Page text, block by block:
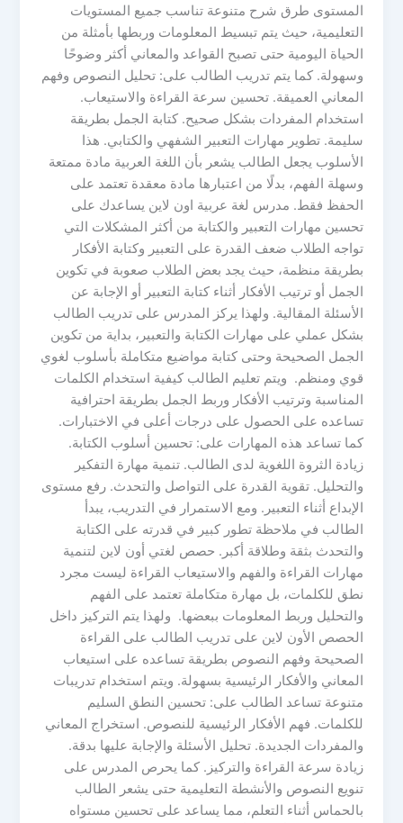
المستوى طرق شرح متنوعة تناسب جميع المستويات
التعليمية، حيث يتم تبسيط المعلومات وربطها بأمثلة من
الحياة اليومية حتى تصبح القواعد والمعاني أكثر وضوحًا
وسهولة. كما يتم تدريب الطالب على: تحليل النصوص وفهم
المعاني العميقة. تحسين سرعة القراءة والاستيعاب.
استخدام المفردات بشكل صحيح. كتابة الجمل بطريقة
سليمة. تطوير مهارات التعبير الشفهي والكتابي. هذا
الأسلوب يجعل الطالب يشعر بأن اللغة العربية مادة ممتعة
وسهلة الفهم، بدلًا من اعتبارها مادة معقدة تعتمد على
الحفظ فقط. مدرس لغة عربية اون لاين يساعدك على
تحسين مهارات التعبير والكتابة من أكثر المشكلات التي
تواجه الطلاب ضعف القدرة على التعبير وكتابة الأفكار
بطريقة منظمة، حيث يجد بعض الطلاب صعوبة في تكوين
الجمل أو ترتيب الأفكار أثناء كتابة التعبير أو الإجابة عن
الأسئلة المقالية. ولهذا يركز المدرس على تدريب الطالب
بشكل عملي على مهارات الكتابة والتعبير، بداية من تكوين
الجمل الصحيحة وحتى كتابة مواضيع متكاملة بأسلوب لغوي
قوي ومنظم. ويتم تعليم الطالب كيفية استخدام الكلمات
المناسبة وترتيب الأفكار وربط الجمل بطريقة احترافية
تساعده على الحصول على درجات أعلى في الاختبارات.
كما تساعد هذه المهارات على: تحسين أسلوب الكتابة.
زيادة الثروة اللغوية لدى الطالب. تنمية مهارة التفكير
والتحليل. تقوية القدرة على التواصل والتحدث. رفع مستوى
الإبداع أثناء التعبير. ومع الاستمرار في التدريب، يبدأ
الطالب في ملاحظة تطور كبير في قدرته على الكتابة
والتحدث بثقة وطلاقة أكبر. حصص لغتي أون لاين لتنمية
مهارات القراءة والفهم والاستيعاب القراءة ليست مجرد
نطق للكلمات، بل مهارة متكاملة تعتمد على الفهم
والتحليل وربط المعلومات ببعضها. ولهذا يتم التركيز داخل
الحصص الأون لاين على تدريب الطالب على القراءة
الصحيحة وفهم النصوص بطريقة تساعده على استيعاب
المعاني والأفكار الرئيسية بسهولة. ويتم استخدام تدريبات
متنوعة تساعد الطالب على: تحسين النطق السليم
للكلمات. فهم الأفكار الرئيسية للنصوص. استخراج المعاني
والمفردات الجديدة. تحليل الأسئلة والإجابة عليها بدقة.
زيادة سرعة القراءة والتركيز. كما يحرص المدرس على
تنويع النصوص والأنشطة التعليمية حتى يشعر الطالب
بالحماس أثناء التعلم، مما يساعد على تحسين مستواه